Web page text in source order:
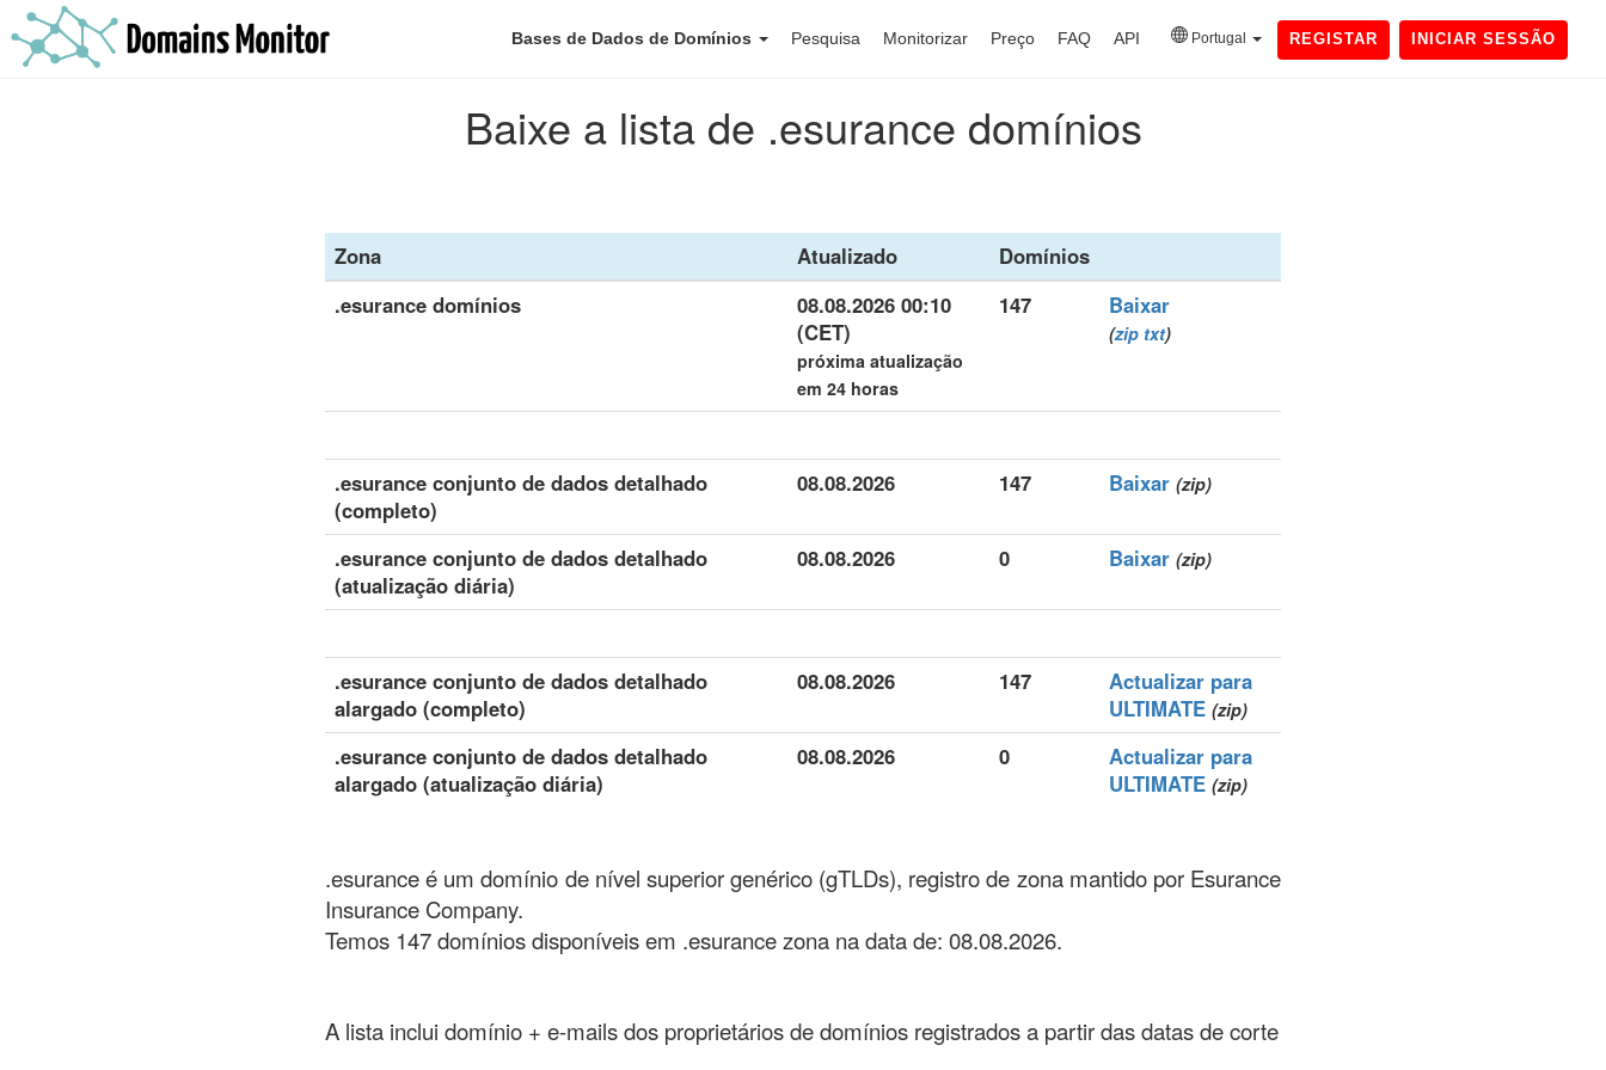
Bases de Dados de Domínios Pesquisa Monitorizar Preço FAQ API Portugal REGISTAR INICIAR SESSÃO
Baixe a lista de .esurance domínios
Zona Atualizado
Domínios
.esurance domínios
08.08.2026 00:10
(CET)
próxima atualização
em 24 horas
147 Baixar
(zip txt)
.esurance conjunto de dados detalhado
(completo)
08.08.2026 147 Baixar (zip)
.esurance conjunto de dados detalhado
(atualização diária)
08.08.2026 0 Baixar (zip)
.esurance conjunto de dados detalhado
alargado (completo)
08.08.2026 147
Actualizar para
ULTIMATE (zip)
.esurance conjunto de dados detalhado
alargado (atualização diária)
08.08.2026 0
Actualizar para
ULTIMATE (zip)
.esurance é um domínio de nível superior genérico (gTLDs), registro de zona mantido por Esurance
Insurance Company.
Temos 147 domínios disponíveis em .esurance zona na data de: 08.08.2026.
A lista inclui domínio + e-mails dos proprietários de domínios registrados a partir das datas de corte